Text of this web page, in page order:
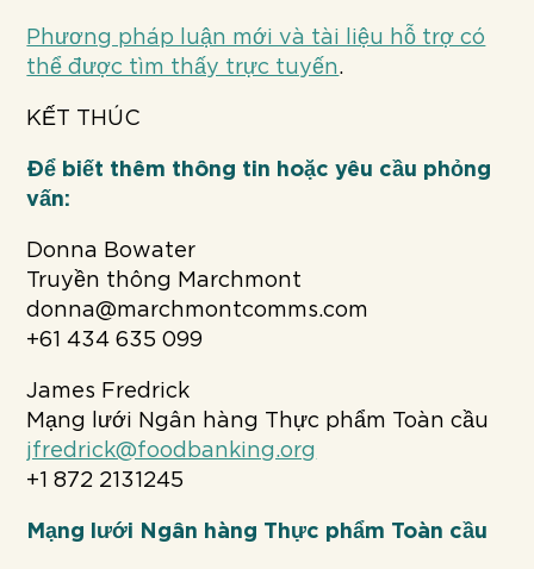
Phương pháp luận mới và tài liệu hỗ trợ có
thể được tìm thấy trực tuyến.
KẾT THÚC
Để biết thêm thông tin hoặc yêu cầu phỏng
vấn:
Donna Bowater
Truyền thông Marchmont
donna@marchmontcomms.com
+61 434 635 099
James Fredrick
Mạng lưới Ngân hàng Thực phẩm Toàn cầu
jfredrick@foodbanking.org
+1 872 2131245
Mạng lưới Ngân hàng Thực phẩm Toàn cầu